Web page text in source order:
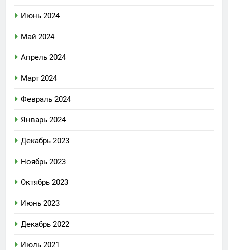
Июнь 2024
Май 2024
Апрель 2024
Март 2024
Февраль 2024
Январь 2024
Декабрь 2023
Ноябрь 2023
Октябрь 2023
Июнь 2023
Декабрь 2022
Июль 2021